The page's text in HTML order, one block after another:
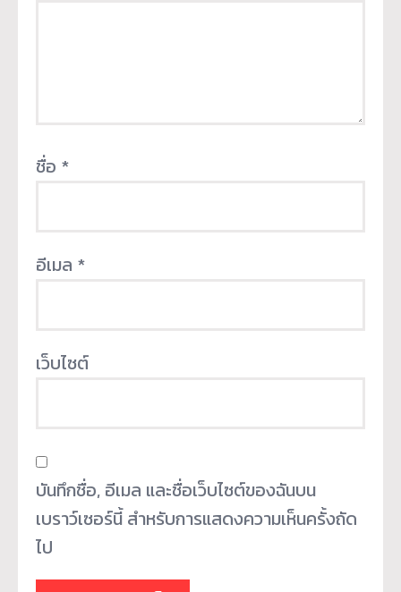
ชื่อ *
อีเมล *
เว็บไซต์
บันทึกชื่อ, อีเมล และชื่อเว็บไซต์ของฉันบน
เบราว์เซอร์นี้ สำหรับการแสดงความเห็นครั้งถัด
ไป